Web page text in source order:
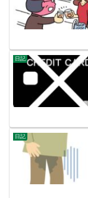
日記
日記